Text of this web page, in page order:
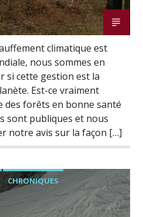
climatique est
nous sommes en
si cette gestion est la
Est-ce vraiment
des forêts en bonne santé
sont publiques et nous
notre avis sur la façon […]
CHRONIQUES